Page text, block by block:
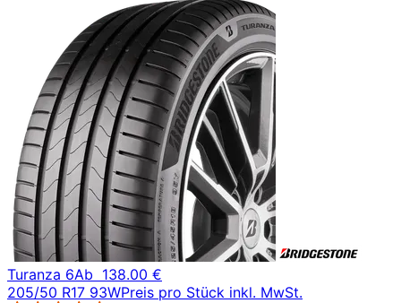
Turanza 6Ab 138.00 €
205/50 R17 93WPreis pro Stück inkl. MwSt.